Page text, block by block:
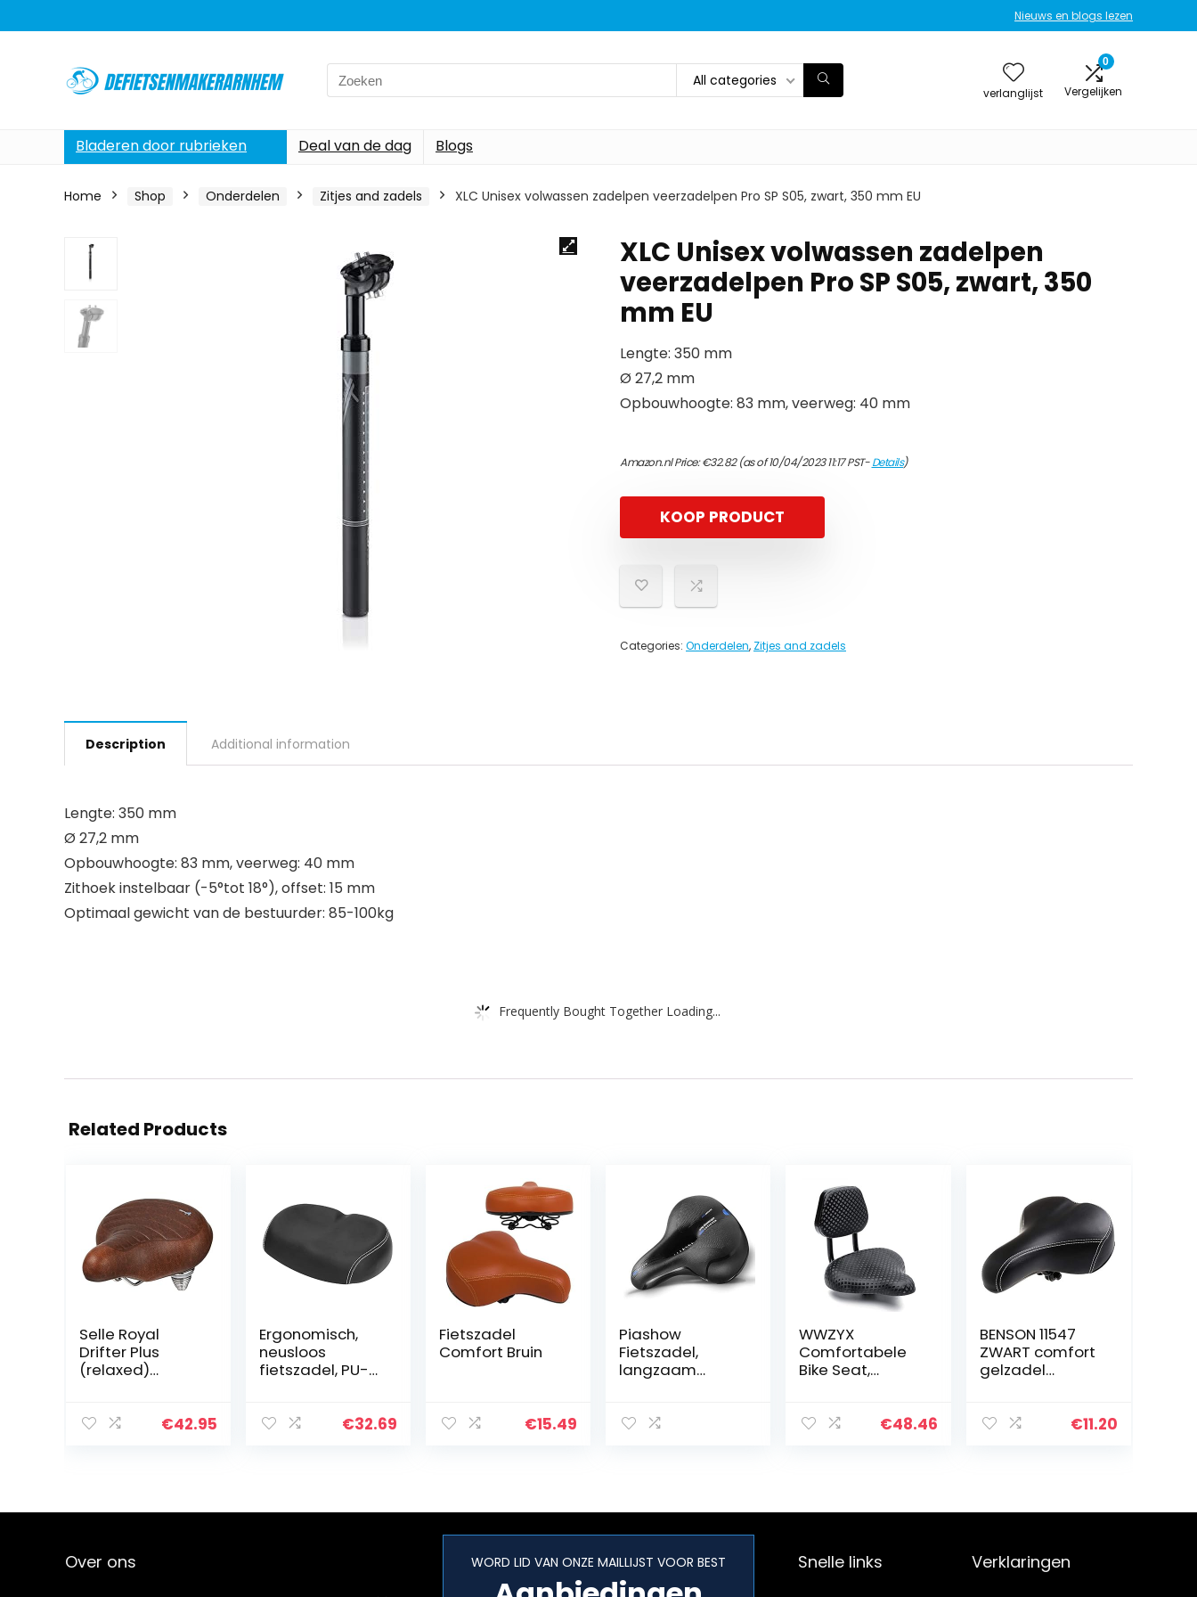
Nieuws en blogs lezen
Search
for:
All categories
verlanglijst
0
Vergelijken
Bladeren door rubrieken Deal van de dag Blogs
Home Shop Onderdelen Zitjes and zadels XLC Unisex volwassen zadelpen veerzadelpen Pro SP S05, zwart, 350 mm EU
XLC Unisex volwassen zadelpen
veerzadelpen Pro SP S05, zwart, 350
mm EU
Lengte: 350 mm
Ø 27,2 mm
Opbouwhoogte: 83 mm, veerweg: 40 mm
Amazon.nl Price:€32.82(as of 10/04/2023 11:17 PST-Details)
KOOP PRODUCT
Categories: Onderdelen, Zitjes and zadels
Description Additional information
Lengte: 350 mm
Ø 27,2 mm
Opbouwhoogte: 83 mm, veerweg: 40 mm
Zithoek instelbaar (-5°tot 18°), offset: 15 mm
Optimaal gewicht van de bestuurder: 85-100kg
Frequently Bought Together Loading...
Related Products
Selle Royal
Drifter Plus
(relaxed)
(premium)
€42.95
Ergonomisch,
neusloos
fietszadel, PU-
fietszadelkusse
€32.69
Fietszadel
Comfort Bruin
€15.49
Piashow
Fietszadel,
langzaam
fietszadel, hol
fietszadel voor…
WWZYX
Comfortabele
Bike Seat,
Fietszadel
€48.46
BENSON 11547
ZWART comfort
gelzadel
fietszadel
€11.20
Over ons WORD LID VAN ONZE MAILLIJST VOOR BEST Snelle links Verklaringen